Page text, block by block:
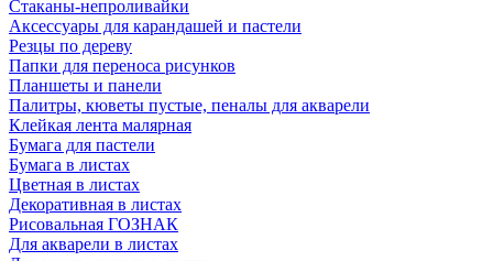
Стаканы-непроливайки
Аксессуары для карандашей и пастели
Резцы по дереву
Папки для переноса рисунков
Планшеты и панели
Палитры, кюветы пустые, пеналы для акварели
Клейкая лента малярная
Бумага для пастели
Бумага в листах
Цветная в листах
Декоративная в листах
Рисовальная ГОЗНАК
Для акварели в листах